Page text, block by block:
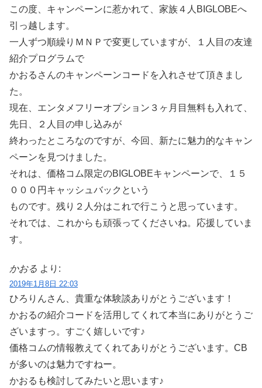
この度、キャンペーンに惹かれて、家族４人BIGLOBEへ
引っ越します。
一人ずつ順繰りＭＮＰで変更していますが、１人目の友達
紹介プログラムで
かおるさんのキャンペーンコードを入れさせて頂きまし
た。
現在、エンタメフリーオプション３ヶ月目無料も入れて、
先日、２人目の申し込みが
終わったところなのですが、今回、新たに魅力的なキャン
ペーンを見つけました。
それは、価格コム限定のBIGLOBEキャンペーンで、１５
０００円キャッシュバックという
ものです。残り２人分はこれで行こうと思っています。
それでは、これからも頑張ってくださいね。応援していま
す。
かおる より:
2019年1月8日 22:03
ひろりんさん、貴重な体験談ありがとうございます！
かおるの紹介コードを活用してくれて本当にありがとうご
ざいますっ。すごく嬉しいです♪
価格コムの情報教えてくれてありがとうございます。CB
が多いのは魅力ですねー。
かおるも検討してみたいと思います♪